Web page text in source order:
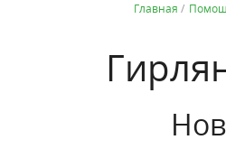
Главная /